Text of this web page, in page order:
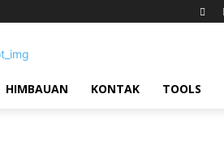
HIMBAUAN KONTAK TOOLS